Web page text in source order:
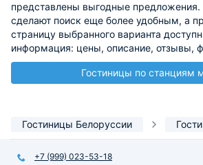
представлены выгодные предложения.
сделают поиск еще более удобным, а
страницу выбранного варианта
информация: цены, описание, отзывы,
Гостиницы по станциям
Гостиницы Белоруссии
+7 (999) 023-53-18